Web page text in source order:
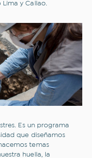
y Callao.
Es un programa
que diseñamos
temas
huella, la